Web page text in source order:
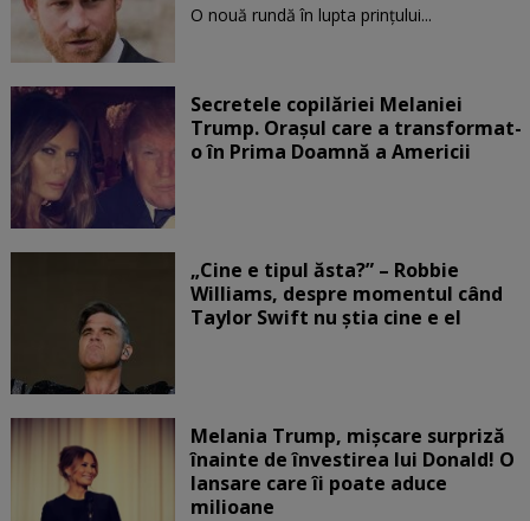
O nouă rundă în lupta prinţului...
Secretele copilăriei Melaniei
Trump. Orașul care a transformat-
o în Prima Doamnă a Americii
„Cine e tipul ăsta?” – Robbie
Williams, despre momentul când
Taylor Swift nu știa cine e el
Melania Trump, mișcare surpriză
înainte de învestirea lui Donald! O
lansare care îi poate aduce
milioane